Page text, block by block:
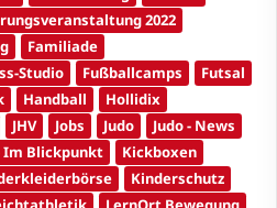
2022
Familiade
Studio Fußballcamps
Futsal
Handball
Hollidix
JHV Jobs Judo
Judo - News
Im Blickpunkt
Kickboxen
Kinderschutz